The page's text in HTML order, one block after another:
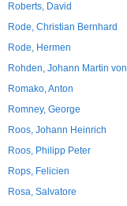
Roberts, David
Rode, Christian Bernhard
Rode, Hermen
Rohden, Johann Martin von
Romako, Anton
Romney, George
Roos, Johann Heinrich
Roos, Philipp Peter
Rops, Felicien
Rosa, Salvatore